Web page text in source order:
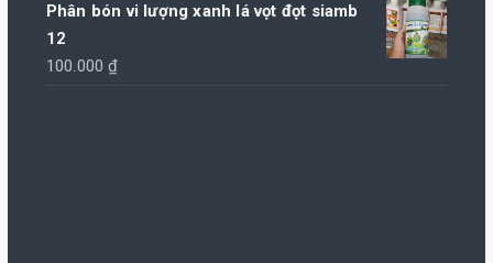
Phân bón vi lượng xanh lá vọt đọt siamb
12
100.000₫